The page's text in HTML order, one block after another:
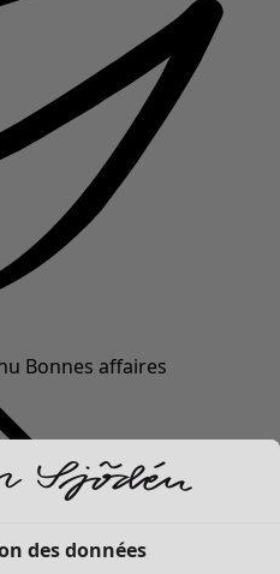
Bonnes affaires
des données